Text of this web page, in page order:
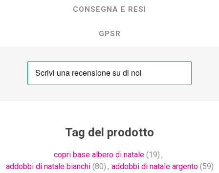
CONSEGNA E RESI
GPSR
Tag del prodotto
copri base albero di natale (19) ,
addobbi di natale bianchi (80) , addobbi di natale argento (59)